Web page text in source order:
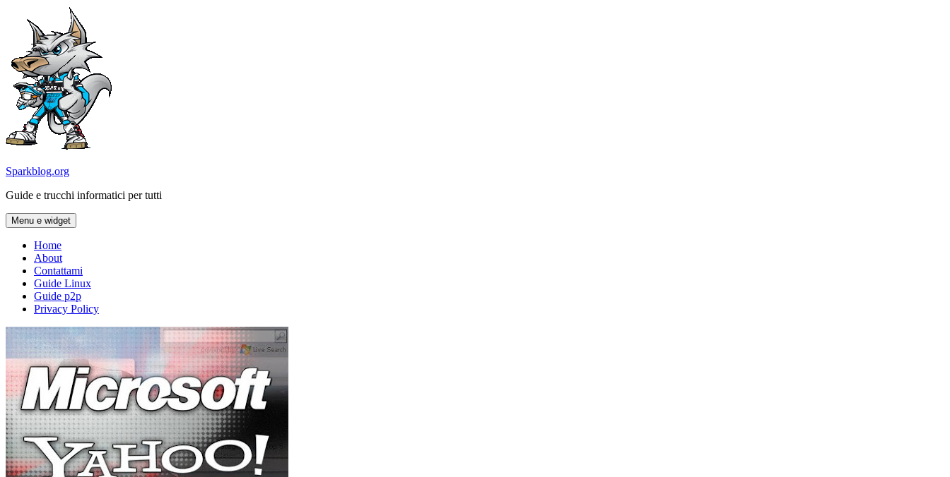
contenuto
Sparkblog.org
Guide e trucchi informatici per tutti
Menu e widget
Home
About
Contattami
Guide Linux
Guide p2p
Privacy Policy